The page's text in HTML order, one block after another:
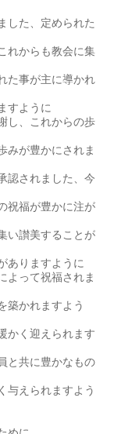
した、定められた
れからも教会に集
た事が主に導かれ
すように
し、これからの歩
みが豊かにされま
認されました、今
祝福が豊かに注が
い讃美することが
ありますように
よって祝福されま
築かれますよう
かく迎えられます
と共に豊かなもの
与えられますよう